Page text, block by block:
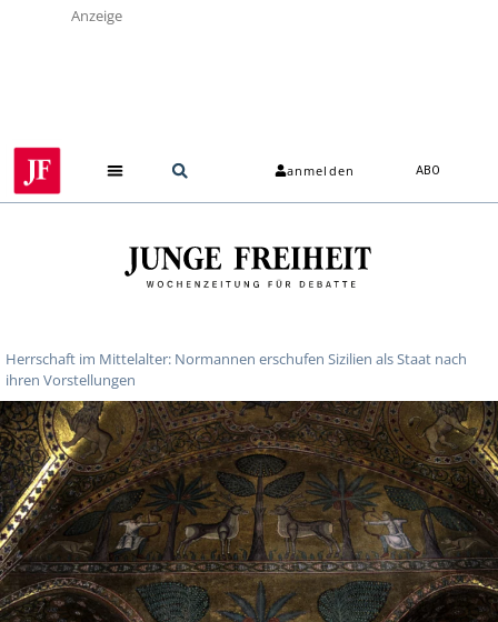
Anzeige
anmelden ABO
Herrschaft im Mittelalter: Normannen erschufen Sizilien als Staat nach
ihren Vorstellungen